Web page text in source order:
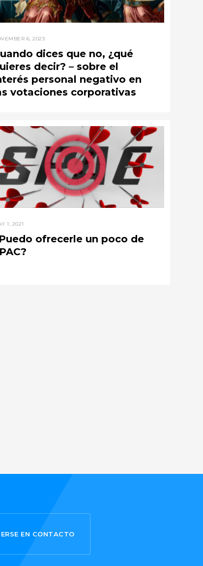
6, 2023
dices que no, ¿qué
decir? – sobre el
personal negativo en
votaciones corporativas
1, 2021
ofrecerle un poco de
EN CONTACTO